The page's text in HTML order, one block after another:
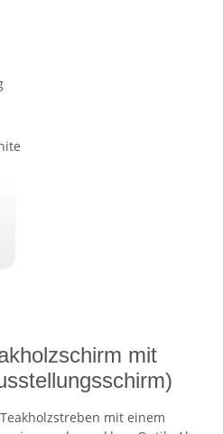
mit
mit einem